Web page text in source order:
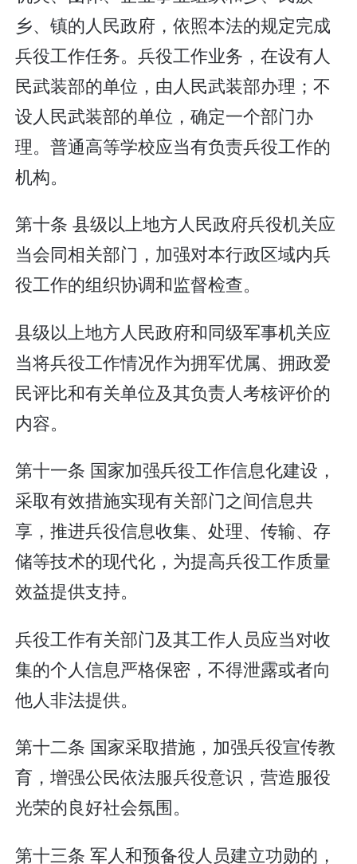
乡、镇的人民政府，依照本法的规定完成
兵役工作任务。兵役工作业务，在设有人
民武装部的单位，由人民武装部办理；不
设人民武装部的单位，确定一个部门办
理。普通高等学校应当有负责兵役工作的
机构。
第十条 县级以上地方人民政府兵役机关应
当会同相关部门，加强对本行政区域内兵
役工作的组织协调和监督检查。
县级以上地方人民政府和同级军事机关应
当将兵役工作情况作为拥军优属、拥政爱
民评比和有关单位及其负责人考核评价的
内容。
第十一条 国家加强兵役工作信息化建设，
采取有效措施实现有关部门之间信息共
享，推进兵役信息收集、处理、传输、存
储等技术的现代化，为提高兵役工作质量
效益提供支持。
兵役工作有关部门及其工作人员应当对收
集的个人信息严格保密，不得泄露或者向
他人非法提供。
第十二条 国家采取措施，加强兵役宣传教
育，增强公民依法服兵役意识，营造服役
光荣的良好社会氛围。
第十三条 军人和预备役人员建立功勋的，